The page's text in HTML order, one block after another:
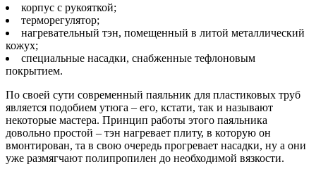
корпус с рукояткой;
терморегулятор;
нагревательный тэн, помещенный в литой металлический
кожух;
специальные насадки, снабженные тефлоновым
покрытием.
По своей сути современный паяльник для пластиковых труб
является подобием утюга – его, кстати, так и называют
некоторые мастера. Принцип работы этого паяльника
довольно простой – тэн нагревает плиту, в которую он
вмонтирован, та в свою очередь прогревает насадки, ну а они
уже размягчают полипропилен до необходимой вязкости.